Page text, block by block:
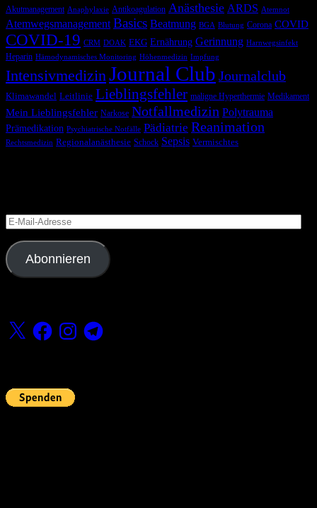
Akutmanagement Anaphylaxie Antikoagulation Anästhesie ARDS Atemnot
Atemwegsmanagement Basics Beatmung BGA Blutung Corona COVID
COVID-19 CRM DOAK EKG Ernährung Gerinnung Harnwegsinfekt
Heparin Hämodynamisches Monitoring Höhenmedizin Impfung
IntensivmedizinJournal Club Journalclub
Klimawandel Leitlinie Lieblingsfehler maligne Hyperthermie Medikament
Mein Lieblingsfehler Narkose Notfallmedizin Polytrauma
Prämedikation Psychiatrische Notfälle Pädiatrie Reanimation
Rechtsmedizin Regionalanästhesie Schock Sepsis Vermischtes
E-
Mail-
Adresse
Abonnieren
X FacebookInstagramTelegram